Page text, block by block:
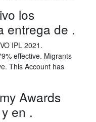
los
entrega de .
IPL 2021.
effective. Migrants
This Account has
Awards
en .